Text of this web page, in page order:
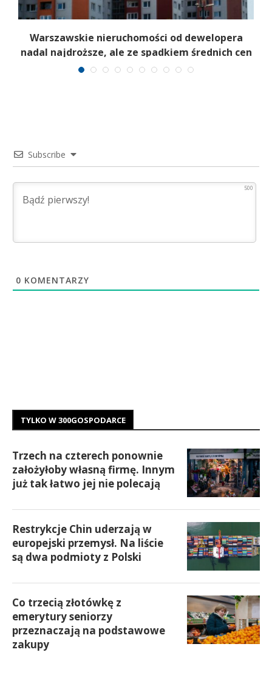
Warszawskie nieruchomości od dewelopera
nadal najdroższe, ale ze spadkiem średnich cen
Subscribe
500
0 KOMENTARZY
TYLKO W 300GOSPODARCE
Trzech na czterech ponownie
założyłoby własną firmę. Innym
już tak łatwo jej nie polecają
Restrykcje Chin uderzają w
europejski przemysł. Na liście
są dwa podmioty z Polski
Co trzecią złotówkę z
emerytury seniorzy
przeznaczają na podstawowe
zakupy